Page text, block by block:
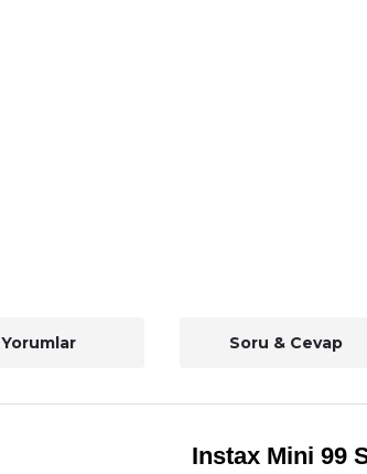
Yorumlar Soru & Cevap
Instax Mini 99